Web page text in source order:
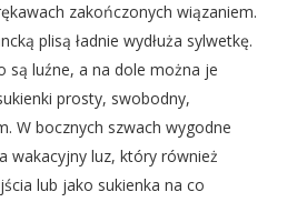
zakończonych wiązaniem.
plisą ładnie wydłuża sylwetkę.
są luźne, a na dole można je
prosty, swobodny,
W bocznych szwach wygodne
wakacyjny luz, który również
lub jako sukienka na co